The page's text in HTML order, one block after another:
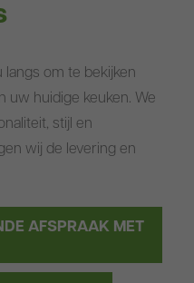
langs om te bekijken
uw huidige keuken. We
stijl en
wij de levering en
AFSPRAAK MET